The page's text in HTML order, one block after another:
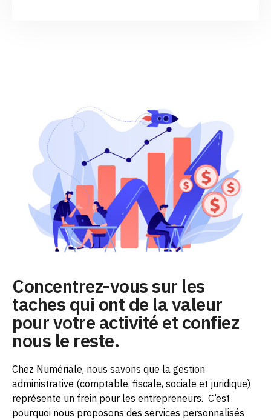
Concentrez-vous sur les
taches qui ont de la valeur
pour votre activité et confiez
nous le reste.
Chez Numériale, nous savons que la gestion
administrative (comptable, fiscale, sociale et juridique)
représente un frein pour les entrepreneurs. C’est
pourquoi nous proposons des services personnalisés